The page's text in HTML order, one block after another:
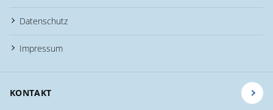
Datenschutz
Impressum
KONTAKT